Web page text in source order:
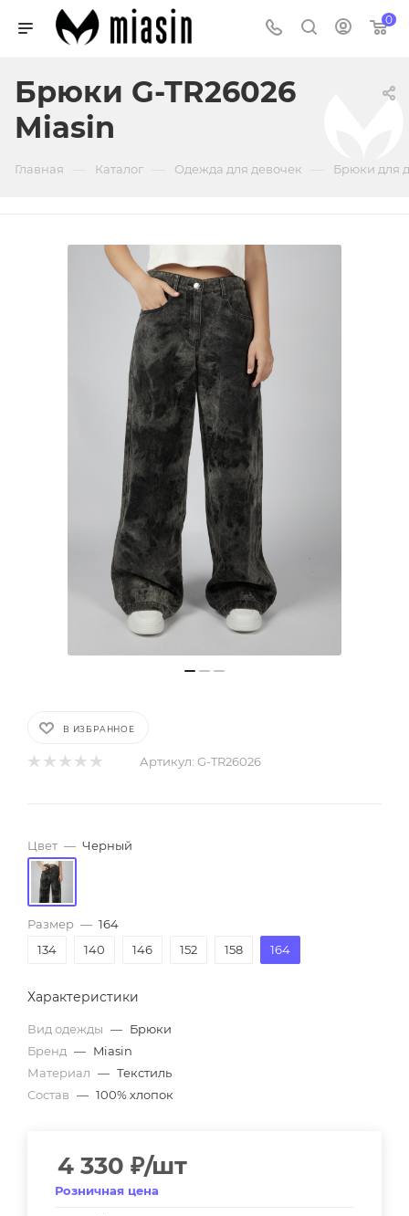
0
Брюки G-TR26026
Miasin
Главная Каталог Одежда для девочек Брюки для
В ИЗБРАННОЕ
Артикул: G-TR26026
Цвет — Черный
Размер — 164
134
140 146 152 158 164
Характеристики
Вид одежды — Брюки
Бренд — Miasin
Материал — Текстиль
Состав — 100% хлопок
4 330 ₽/шт
Розничная цена